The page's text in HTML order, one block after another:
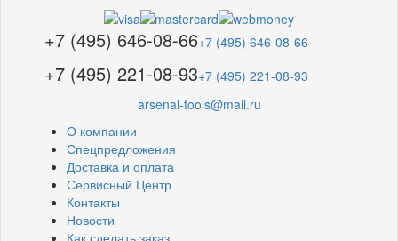
+7 (495) 646-08-66+7 (495) 646-08-66
+7 (495) 221-08-93+7 (495) 221-08-93
arsenal-tools@mail.ru
О компании
Спецпредложения
Доставка и оплата
Сервисный Центр
Контакты
Новости
Как сделать заказ